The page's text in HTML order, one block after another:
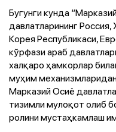
Бугунги кунда
давлатларининг
Корея Республикаси,
кўрфази араб
халқаро ҳамкорлар
муҳим
Марказий Осиё
тизимли мулоқот олиб
ролини мустаҳкамлаш